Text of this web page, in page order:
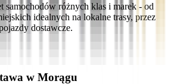
samochodów różnych klas i marek - od
idealnych na lokalne trasy, przez
dostawcze.
w Morągu